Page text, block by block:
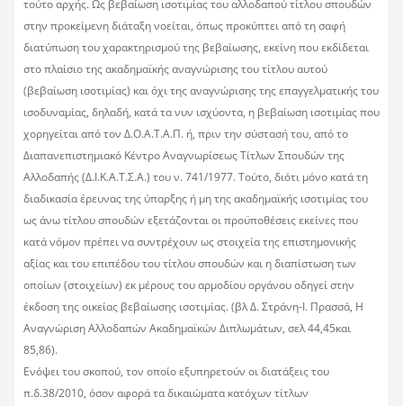
τούτο αρχής. Ως βεβαίωση ισοτιμίας του αλλοδαπού τίτλου σπουδών
στην προκείμενη διάταξη νοείται, όπως προκύπτει από τη σαφή
διατύπωση του χαρακτηρισμού της βεβαίωσης, εκείνη που εκδίδεται
στο πλαίσιο της ακαδημαϊκής αναγνώρισης του τίτλου αυτού
(βεβαίωση ισοτιμίας) και όχι της αναγνώρισης της επαγγελματικής του
ισοδυναμίας, δηλαδή, κατά τα νυν ισχύοντα, η βεβαίωση ισοτιμίας που
χορηγείται από τον Δ.Ο.Α.Τ.Α.Π. ή, πριν την σύστασή του, από το
Διαπανεπιστημιακό Κέντρο Αναγνωρίσεως Τίτλων Σπουδών της
Αλλοδαπής (Δ.Ι.Κ.Α.Τ.Σ.Α.) του ν. 741/1977. Τούτο, διότι μόνο κατά τη
διαδικασία έρευνας της ύπαρξης ή μη της ακαδημαϊκής ισοτιμίας του
ως άνω τίτλου σπουδών εξετάζονται οι προϋποθέσεις εκείνες που
κατά νόμον πρέπει να συντρέχουν ως στοιχεία της επιστημονικής
αξίας και του επιπέδου του τίτλου σπουδών και η διαπίστωση των
οποίων (στοιχείων) εκ μέρους του αρμοδίου οργάνου οδηγεί στην
έκδοση της οικείας βεβαίωσης ισοτιμίας. (βλ Δ. Στράνη-Ι. Πρασσά, Η
Αναγνώριση Αλλοδαπών Ακαδημαϊκών Διπλωμάτων, σελ 44,45και
85,86).
Ενόψει του σκοπού, τον οποίο εξυπηρετούν οι διατάξεις του
π.δ.38/2010, όσον αφορά τα δικαιώματα κατόχων τίτλων